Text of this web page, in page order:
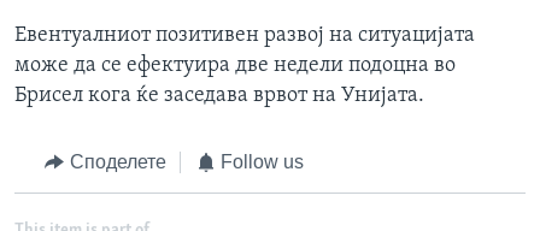
Евентуалниот позитивен развој на ситуацијата
може да се ефектуира две недели подоцна во
Брисел кога ќе заседава врвот на Унијата.
Споделете Follow us